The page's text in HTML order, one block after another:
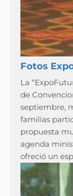
Fotos
La
de
septiembre,
familias
propuesta
agenda
ofreció un